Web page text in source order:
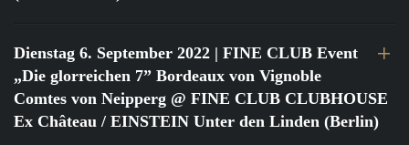
Dienstag 6. September 2022 | FINE CLUB Event
„Die glorreichen 7” Bordeaux von Vignoble
Comtes von Neipperg @ FINE CLUB CLUBHOUSE
Ex Château / EINSTEIN Unter den Linden (Berlin)